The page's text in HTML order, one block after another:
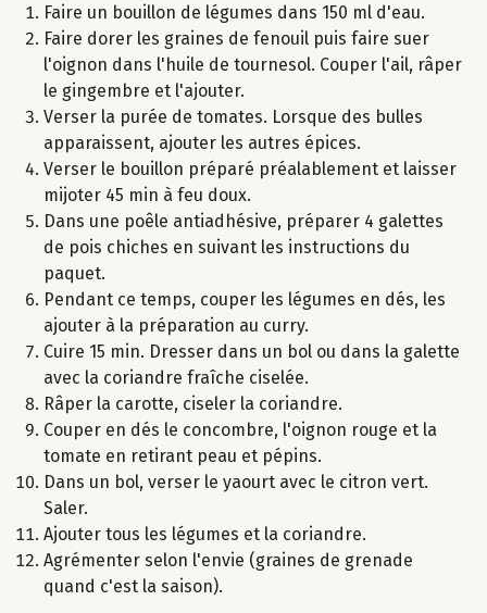
Faire un bouillon de légumes dans 150 ml d'eau.
Faire dorer les graines de fenouil puis faire suer
l'oignon dans l'huile de tournesol. Couper l'ail, râper
le gingembre et l'ajouter.
Verser la purée de tomates. Lorsque des bulles
apparaissent, ajouter les autres épices.
Verser le bouillon préparé préalablement et laisser
mijoter 45 min à feu doux.
Dans une poêle antiadhésive, préparer 4 galettes
de pois chiches en suivant les instructions du
paquet.
Pendant ce temps, couper les légumes en dés, les
ajouter à la préparation au curry.
Cuire 15 min. Dresser dans un bol ou dans la galette
avec la coriandre fraîche ciselée.
Râper la carotte, ciseler la coriandre.
Couper en dés le concombre, l'oignon rouge et la
tomate en retirant peau et pépins.
Dans un bol, verser le yaourt avec le citron vert.
Saler.
Ajouter tous les légumes et la coriandre.
Agrémenter selon l'envie (graines de grenade
quand c'est la saison).